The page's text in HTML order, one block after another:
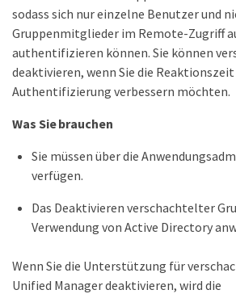
sodass sich nur einzelne Benutzer und
Gruppenmitglieder im Remote-Zugriff
authentifizieren können. Sie können
deaktivieren, wenn Sie die
Authentifizierung verbessern möchten.
Was Sie brauchen
Sie müssen über die
verfügen.
Das Deaktivieren verschachtelter
Verwendung von Active Directory
Wenn Sie die Unterstützung für
Unified Manager deaktivieren, wird die